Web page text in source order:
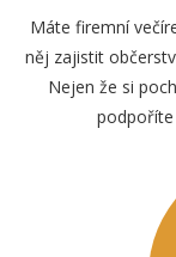
Máte firemní
něj zajistit
Nejen že si
podpoříte